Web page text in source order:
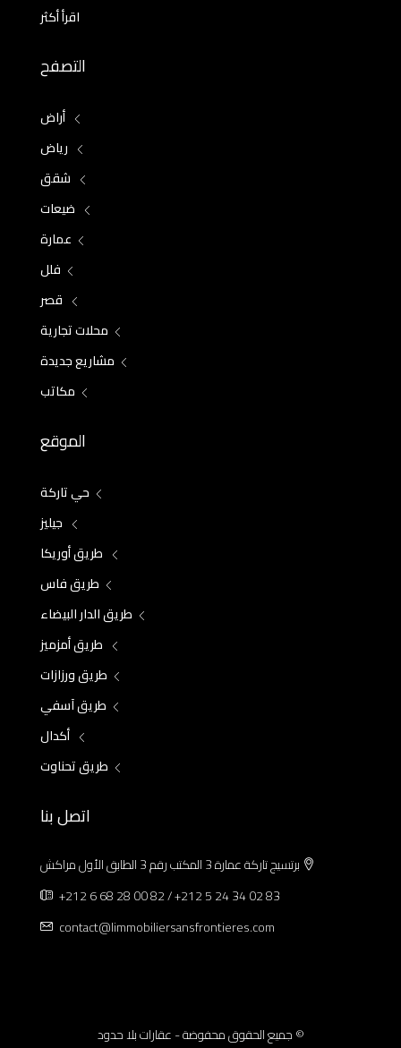
اقرأ أكثر
التصفح
أراض
رياض
شقق
ضيعات
عمارة
فلل
قصر
محلات تجارية
مشاريع جديدة
مكاتب
الموقع
حي تاركة
جيليز
طريق أوريكا
طريق فاس
طريق الدار البيضاء
طريق أمزميز
طريق ورزازات
طريق آسفي
أكدال
طريق تحناوت
اتصل بنا
برتسيج تاركة عمارة 3 المكتب رقم 3 الطابق الأول مراكش
+212 6 68 28 00 82 / +212 5 24 34 02 83
contact@limmobiliersansfrontieres.com
© جميع الحقوق محفوضة - عقارات بلا حدود